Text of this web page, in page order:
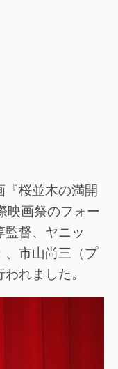
桜並木の満開
映画祭のフォー
監督、ヤニッ
、市山尚三（プ
れました。